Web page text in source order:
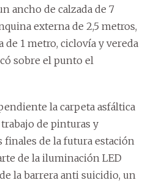
ancho de calzada de 7
externa de 2,5 metros,
1 metro, ciclovía y vereda
sobre el punto el
la carpeta asfáltica
de pinturas y
finales de la futura estación
de la iluminación LED
la barrera anti suicidio, un